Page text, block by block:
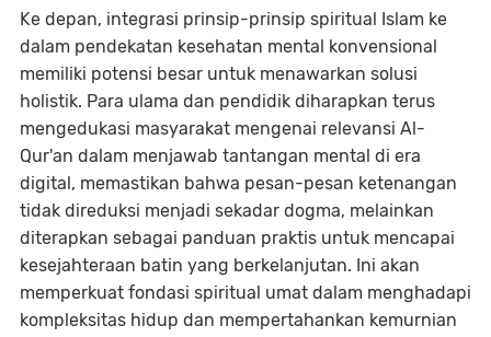
Ke depan, integrasi prinsip-prinsip spiritual Islam ke
dalam pendekatan kesehatan mental konvensional
memiliki potensi besar untuk menawarkan solusi
holistik. Para ulama dan pendidik diharapkan terus
mengedukasi masyarakat mengenai relevansi Al-
Qur'an dalam menjawab tantangan mental di era
digital, memastikan bahwa pesan-pesan ketenangan
tidak direduksi menjadi sekadar dogma, melainkan
diterapkan sebagai panduan praktis untuk mencapai
kesejahteraan batin yang berkelanjutan. Ini akan
memperkuat fondasi spiritual umat dalam menghadapi
kompleksitas hidup dan mempertahankan kemurnian